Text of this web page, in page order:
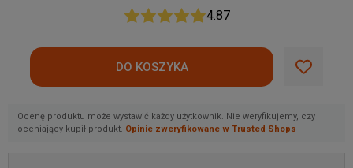
4.87
Ocenę produktu może wystawić każdy użytkownik. Nie weryfikujemy, czy
oceniający kupił produkt. Opinie zweryfikowane w Trusted Shops